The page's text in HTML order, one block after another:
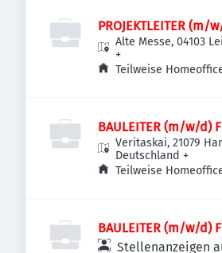
PROJEKTLEITER (m/
Alte Messe, 04103
+
Teilweise
BAULEITER (m/w/d)
Veritaskai, 21079
Deutschland +
Teilweise
BAULEITER (m/w/d)
Stellenanzeigen